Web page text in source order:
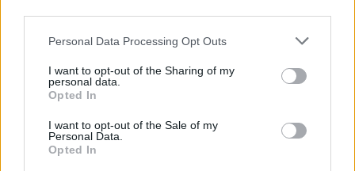
Please note that this website/app uses one or more Google
not limited to your visit or usage behaviour. You may click to
grant or deny consent to Google and its third-party tags to
use your data for below specified purposes in below Google
consent section.
Personal Data Processing Opt Outs
I want to opt-out of the Sharing of my
personal data.
Opted In
I want to opt-out of the Sale of my
Personal Data.
Opted In